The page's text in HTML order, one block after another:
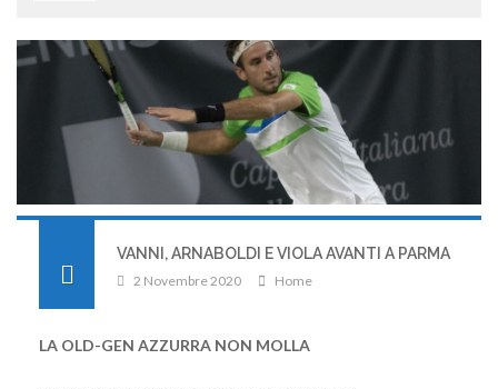
VANNI, ARNABOLDI E VIOLA AVANTI A PARMA
2 Novembre 2020 Home
LA OLD-GEN AZZURRA NON MOLLA